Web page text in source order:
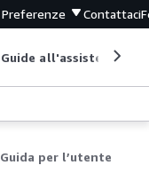
Preferenze Contattaci
Guide all'assistenza
Guida per l’utente